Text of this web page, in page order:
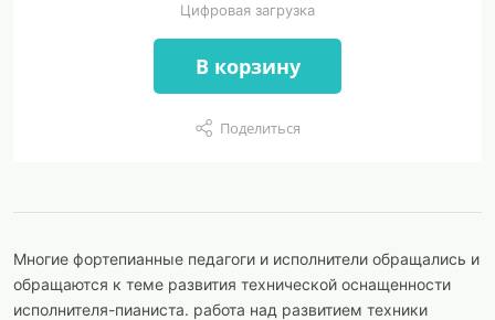
Цифровая загрузка
В корзину
Поделиться
Многие фортепианные педагоги и исполнители обращались и
обращаются к теме развития технической оснащенности
исполнителя-пианиста. работа над развитием техники